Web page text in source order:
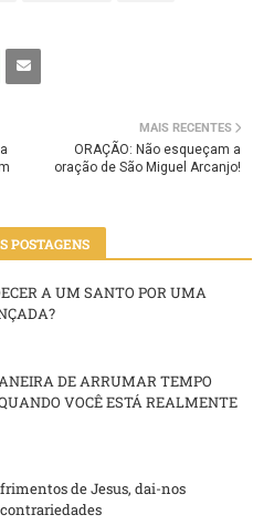
MAIS RECENTES
ORAÇÃO: Não esqueçam a
oração de São Miguel Arcanjo!
POSTAGENS
A UM SANTO POR UMA
DE ARRUMAR TEMPO
VOCÊ ESTÁ REALMENTE
de Jesus, dai-nos